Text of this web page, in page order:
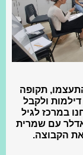
תקופה
ולקבל
במרכז לגיל
עם שמרית
הקבוצה.